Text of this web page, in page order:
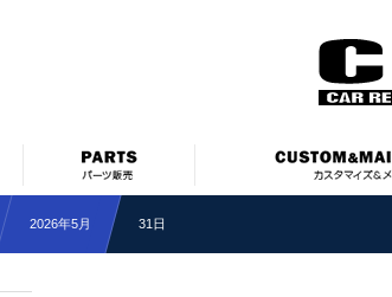
2026年5月 31日